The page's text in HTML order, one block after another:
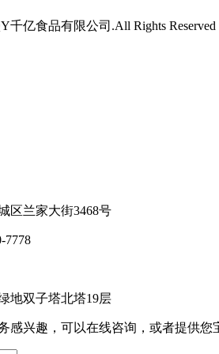
千亿食品有限公司.All Rights Reserved
区兰家大街3468号
7778
地双子塔北塔19层
感兴趣，可以在线咨询，或者提供您